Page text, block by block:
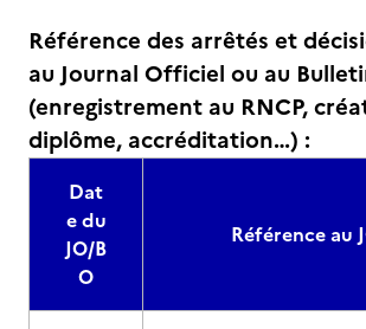
Référence des arrêtés et
au Journal Officiel ou au
(enregistrement au RNCP,
diplôme, accréditation…) :
Dat
e du
JO/B
O
Référence au